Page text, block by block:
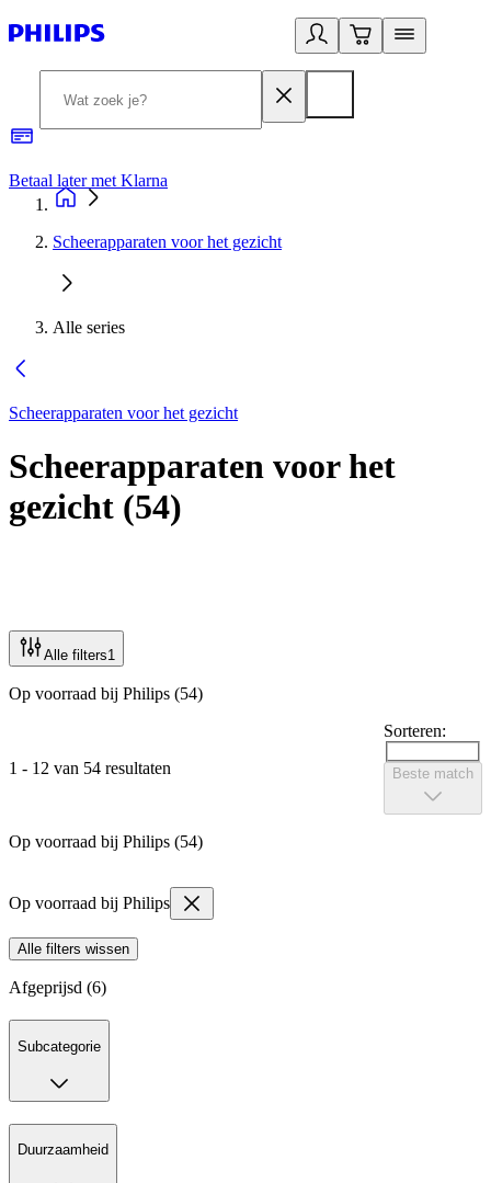
Betaal later met Klarna
Scheerapparaten voor het gezicht
Alle series
Scheerapparaten voor het gezicht
Scheerapparaten voor het
gezicht (54)
Alle filters1
Op voorraad bij Philips (54)
1 - 12 van 54 resultaten
Sorteren:
Beste match
Op voorraad bij Philips (54)
Op voorraad bij Philips
Alle filters wissen
Afgeprijsd (6)
Subcategorie
Duurzaamheid